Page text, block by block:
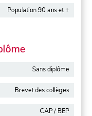
Population 90 ans et +
Sans diplôme
Brevet des collèges
CAP / BEP